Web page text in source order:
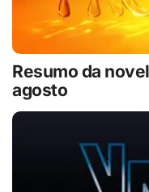
Resumo da
agosto